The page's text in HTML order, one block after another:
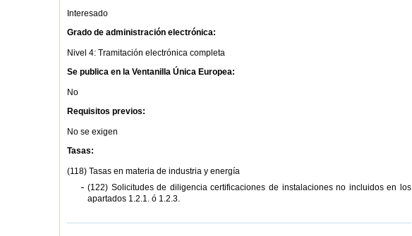
Interesado
Grado de administración electrónica:
Nivel 4: Tramitación electrónica completa
Se publica en la Ventanilla Única Europea:
No
Requisitos previos:
No se exigen
Tasas:
(118) Tasas en materia de industria y energía
(122) Solicitudes de diligencia certificaciones de instalaciones no incluidos en los
apartados 1.2.1. ó 1.2.3.